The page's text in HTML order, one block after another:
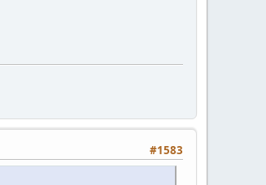
#1583